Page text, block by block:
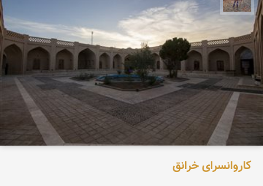
کاروانسرای خرانق